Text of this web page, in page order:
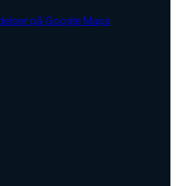
på Google Maps